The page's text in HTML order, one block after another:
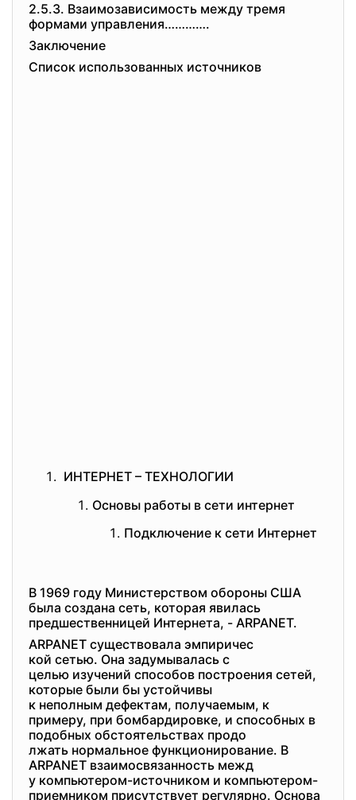
2.5.3. Взаимозависимость между тремя
формами управления………….
Заключение
Список использованных источников
ИНТЕРНЕТ – ТЕХНОЛОГИИ
Основы работы в сети интернет
Подключение к сети Интернет
В 1969 году Министерством обороны США
была создана сеть, которая явилась
предшественницей Интернета, - ARPANET.
ARPANET существовала эмпиричес
кой сетью. Она задумывалась с
целью изучений способов построения сетей,
которые были бы устойчивы
к неполным дефектам, получаемым, к
примеру, при бомбардировке, и способных в
подобных обстоятельствах продо
лжать нормальное функционирование. В
ARPANET взаимосвязанность межд
у компьютером-источником и компьютером-
приемником присутствует регулярно. Основа